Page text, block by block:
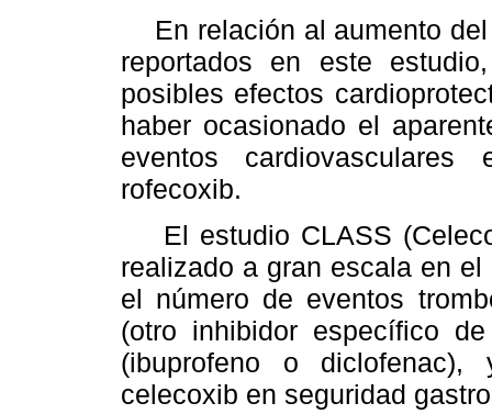
En relación al aumento del
reportados en este
posibles efectos
haber ocasionado el
eventos
rofecoxib.
El estudio CLASS
realizado a gran escala en
el número de eventos
(otro inhibidor específico
(ibuprofeno o
celecoxib en seguridad